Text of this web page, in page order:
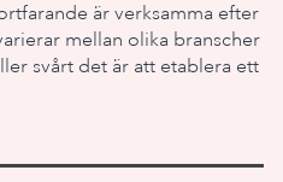
är verksamma efter
mellan olika branscher
svårt det är att etablera ett